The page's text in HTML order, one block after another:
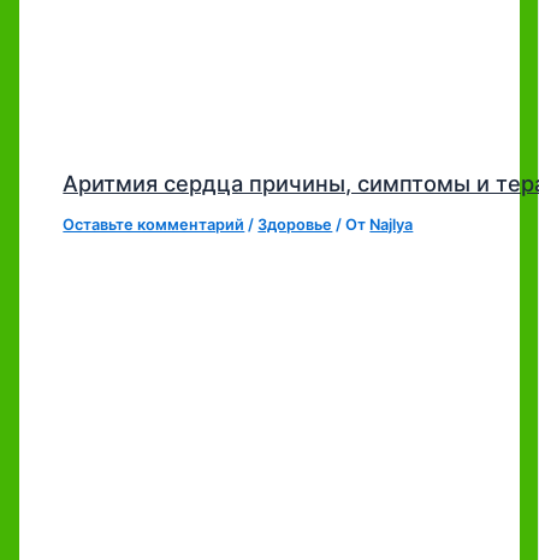
Аритмия сердца причины, симптомы и
Оставьте комментарий /Здоровье / От Najlya